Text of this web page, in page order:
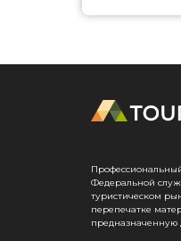
Федеральной
туристическом
перепечатке
предназначенную